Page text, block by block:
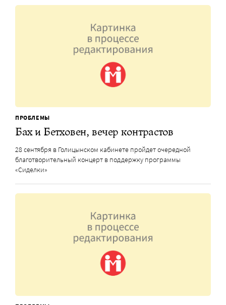
ПРОБЛЕМЫ
Бах и Бетховен, вечер контрастов
28 сентября в Голицынском кабинете пройдет очередной
благотворительный концерт в поддержку программы
«Сиделки»